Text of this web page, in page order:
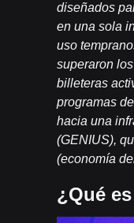
diseñados
en una sola
uso
superaron
billeteras
programas
hacia una
(GENIUS),
(economía
¿Qué